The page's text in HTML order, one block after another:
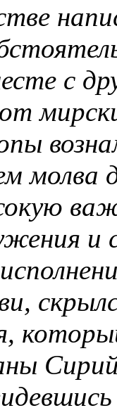
с
молва